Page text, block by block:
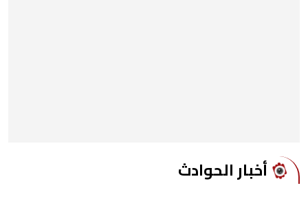
أخبار الحوادث